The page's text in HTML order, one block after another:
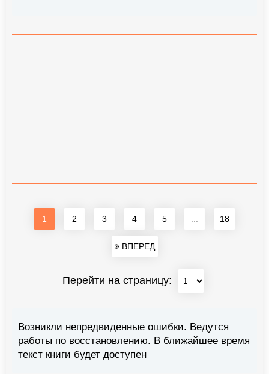
1 2 3 4 5 18
ВПЕРЕД
Перейти на страницу:
Возникли непредвиденные ошибки. Ведутся
работы по восстановлению. В ближайшее время
текст книги будет доступен